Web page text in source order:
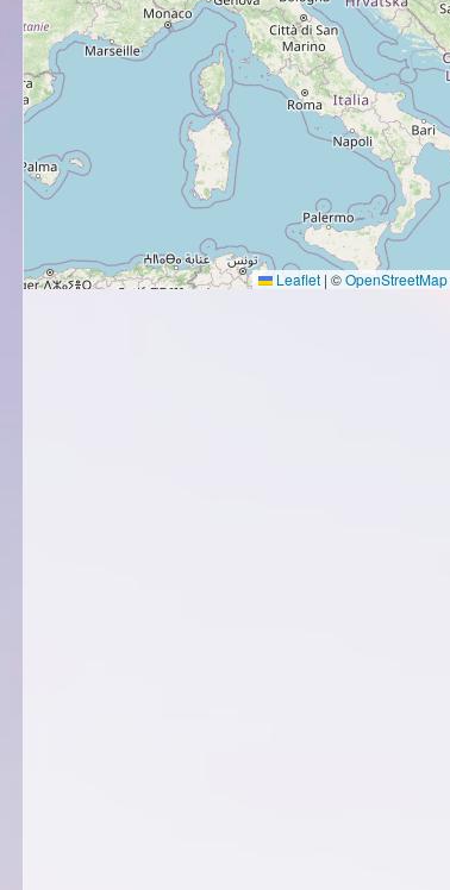
Leaflet | ©OpenStreetMap